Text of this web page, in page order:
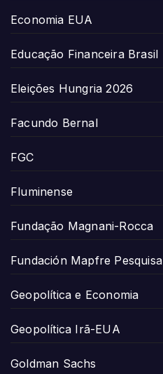
Economia EUA
Educação Financeira Brasil
Eleições Hungria 2026
Facundo Bernal
FGC
Fluminense
Fundação Magnani-Rocca
Fundación Mapfre Pesquisa
Geopolítica e Economia
Geopolítica Irã-EUA
Goldman Sachs